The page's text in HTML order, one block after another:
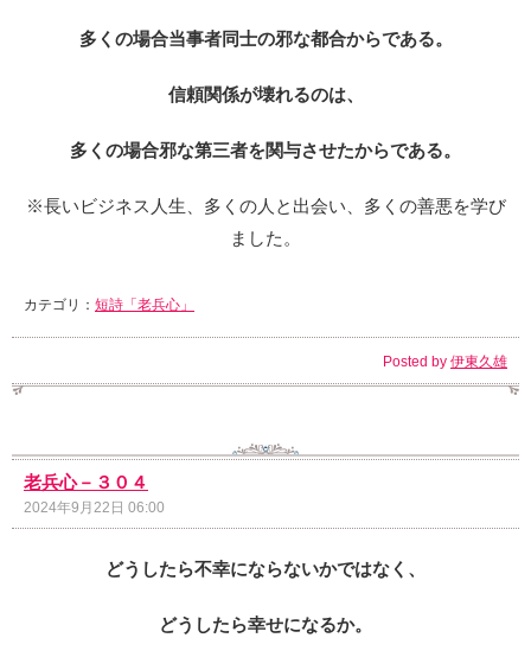
多くの場合当事者同士の邪な都合からである。
信頼関係が壊れるのは、
多くの場合邪な第三者を関与させたからである。
※長いビジネス人生、多くの人と出会い、多くの善悪を学び
ました。
カテゴリ： 短詩「老兵心」
Posted by 伊東久雄
老兵心－３０４
2024年9月22日 06:00
どうしたら不幸にならないかではなく、
どうしたら幸せになるか。